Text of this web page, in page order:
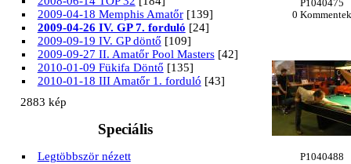
2009-04-18 Memphis Amatőr [139]
2009-04-26 IV. GP 7. forduló [24]
2009-09-19 IV. GP döntő [109]
2009-09-27 II. Amatőr Pool Masters [42]
2010-01-09 Fükifa Döntő [135]
2010-01-18 III Amatőr 1. forduló [43]
2883 kép
Speciális
Legtöbbször nézett
P1040475
0 Kommentek
P1040488